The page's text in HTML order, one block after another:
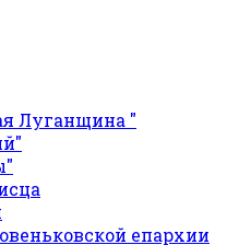
Луганщина "
епархии